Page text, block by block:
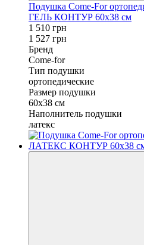
Подушка Come-For
ГЕЛЬ КОНТУР 60x38 см
1 510 грн
1 527 грн
Бренд
Come-for
Тип подушки
ортопедические
Размер подушки
60x38 см
Наполнитель подушки
латекс